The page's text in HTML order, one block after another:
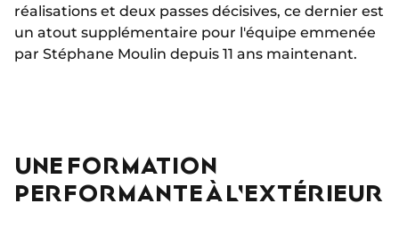
réalisations et deux passes décisives, ce dernier est
un atout supplémentaire pour l'équipe emmenée
par Stéphane Moulin depuis 11 ans maintenant.
UNE FORMATION
PERFORMANTE À L'EXTÉRIEUR